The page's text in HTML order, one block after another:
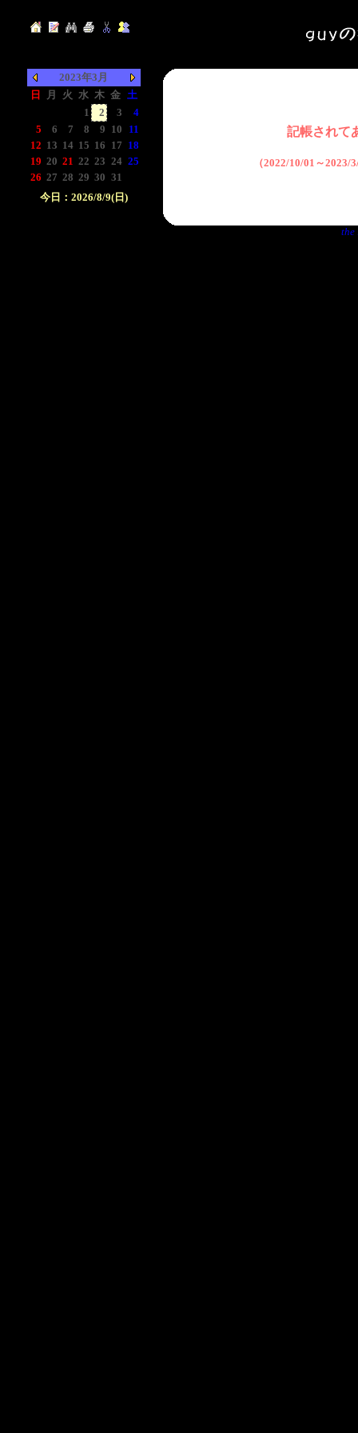
2023年3月
日
月 火 水 木 金 土
1 2 3
4
5
6 7 8 9 10
11
12 13 14 15 16 17 18
19 20 21 22 23 24 25
26 27 28 29 30 31
今日：2026/8/9(日)
記帳されて
（2022/10/01～2023/
the